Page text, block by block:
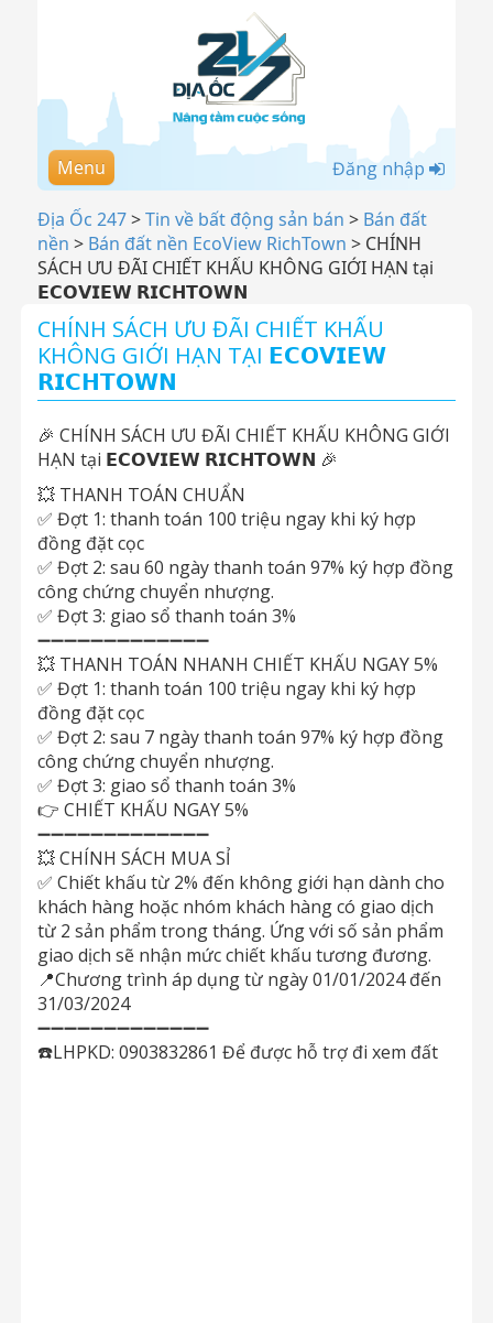
Menu Đăng nhập
Địa Ốc 247>Tin về bất động sản bán > Bán đất
nền > Bán đất nền EcoView RichTown > CHÍNH
SÁCH ƯU ĐÃI CHIẾT KHẤU KHÔNG GIỚI HẠN tại
𝗘𝗖𝗢𝗩𝗜𝗘𝗪 𝗥𝗜𝗖𝗛𝗧𝗢𝗪𝗡
CHÍNH SÁCH ƯU ĐÃI CHIẾT KHẤU
KHÔNG GIỚI HẠN TẠI 𝗘𝗖𝗢𝗩𝗜𝗘𝗪
𝗥𝗜𝗖𝗛𝗧𝗢𝗪𝗡
🎉 CHÍNH SÁCH ƯU ĐÃI CHIẾT KHẤU KHÔNG GIỚI
HẠN tại 𝗘𝗖𝗢𝗩𝗜𝗘𝗪 𝗥𝗜𝗖𝗛𝗧𝗢𝗪𝗡 🎉
️💥 THANH TOÁN CHUẨN
✅ Đợt 1: thanh toán 100 triệu ngay khi ký hợp
đồng đặt cọc
✅ Đợt 2: sau 60 ngày thanh toán 97% ký hợp đồng
công chứng chuyển nhượng.
✅ Đợt 3: giao sổ thanh toán 3%
➖➖➖➖➖➖➖➖➖➖➖➖➖
💥 THANH TOÁN NHANH CHIẾT KHẤU NGAY 5%
✅ Đợt 1: thanh toán 100 triệu ngay khi ký hợp
đồng đặt cọc
✅ Đợt 2: sau 7 ngày thanh toán 97% ký hợp đồng
công chứng chuyển nhượng.
✅ Đợt 3: giao sổ thanh toán 3%
👉 CHIẾT KHẤU NGAY 5%
➖➖➖➖➖➖➖➖➖➖➖➖➖
💥 CHÍNH SÁCH MUA SỈ
✅ Chiết khấu từ 2% đến không giới hạn dành cho
khách hàng hoặc nhóm khách hàng có giao dịch
từ 2 sản phẩm trong tháng. Ứng với số sản phẩm
giao dịch sẽ nhận mức chiết khấu tương đương.
📍Chương trình áp dụng từ ngày 01/01/2024 đến
31/03/2024
➖➖➖➖➖➖➖➖➖➖➖➖➖
☎️LHPKD: 0903832861 Để được hỗ trợ đi xem đất